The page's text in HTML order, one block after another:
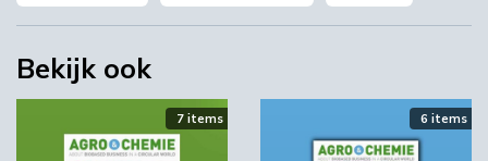
Bekijk ook
7 items 6 items